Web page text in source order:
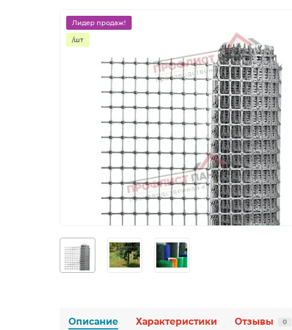
Лидер продаж!
/шт
Описание Характеристики Отзывы 0